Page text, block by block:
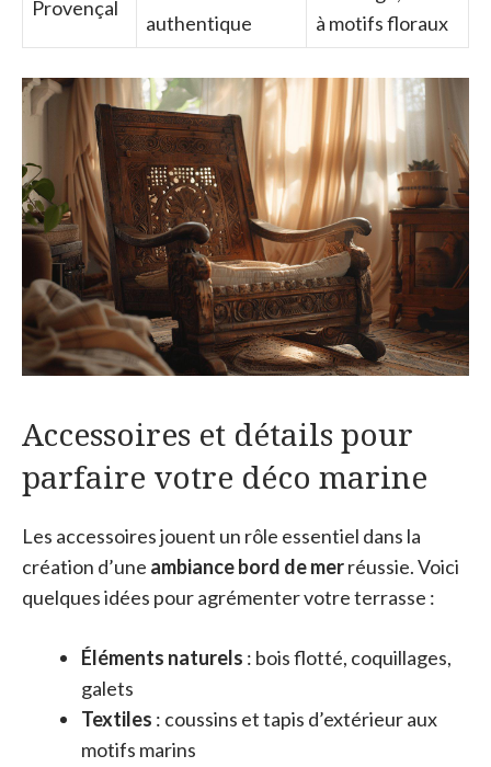
Provençal
authentique
à motifs floraux
Accessoires et détails pour
parfaire votre déco marine
Les accessoires jouent un rôle essentiel dans la
création d’une ambiance bord de merréussie. Voici
quelques idées pour agrémenter votre terrasse :
Éléments naturels : bois flotté, coquillages,
galets
Textiles : coussins et tapis d’extérieur aux
motifs marins